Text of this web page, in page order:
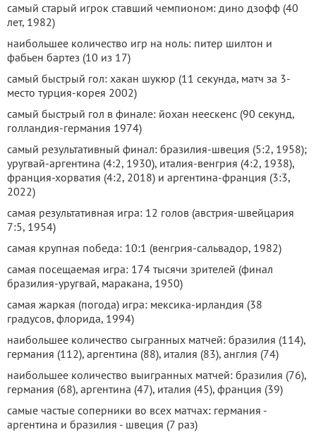
самый старый игрок ставший чемпионом: дино дзофф (40
лет, 1982)
наибольшее количество игр на ноль: питер шилтон и
фабьен бартез (10 из 17)
самый быстрый гол: хакан шукюр (11 секунда, матч за 3-
место турция-корея 2002)
самый быстрый гол в финале: йохан неескенс (90 секунд,
голландия-германия 1974)
самый результативный финал: бразилия-швеция (5:2, 1958);
уругвай-аргентина (4:2, 1930), италия-венгрия (4:2, 1938),
франция-хорватия (4:2, 2018) и аргентина-франция (3:3,
2022)
самая результативная игра: 12 голов (австрия-швейцария
7:5, 1954)
самая крупная победа: 10:1 (венгрия-сальвадор, 1982)
самая посещаемая игра: 174 тысячи зрителей (финал
бразилия-уругвай, маракана, 1950)
самая жаркая (погода) игра: мексика-ирландия (38
градусов, флорида, 1994)
наибольшее количество сыгранных матчей: бразилия (114),
германия (112), аргентина (88), италия (83), англия (74)
наибольшее количество выигранных матчей: бразилия (76),
германия (68), аргентина (47), италия (45), франция (39)
самые частые соперники во всех матчах: германия -
аргентина и бразилия - швеция (7 раз)